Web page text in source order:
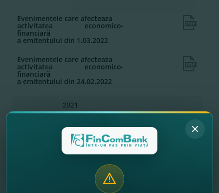
Evenimentele care afecteaza
activitatea economico-
financiară
a emitentului din 1.03.2022
Evenimentele care afecteaza
activitatea economico-
financiară
a emitentului din 24.02.2022
2021
Evenimentele care afecteaza
activitatea economico-
a emitentului din 28.10.2021